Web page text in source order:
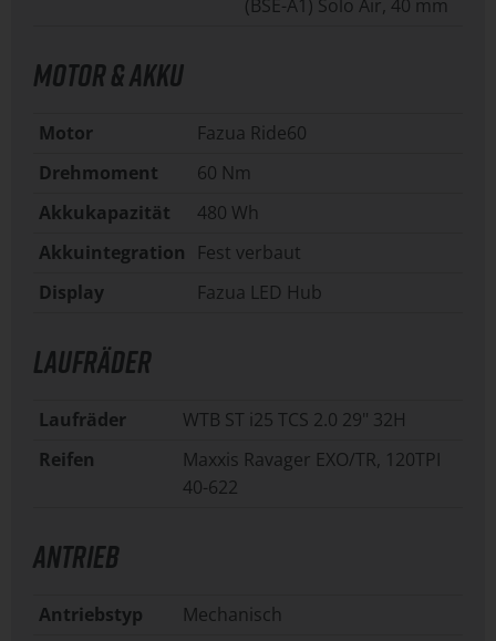
(BSE-A1) Solo Air, 40 mm
MOTOR & AKKU
Motor
Fazua Ride60
Drehmoment
60 Nm
Akkukapazität
480 Wh
Akkuintegration
Fest verbaut
Display
Fazua LED Hub
LAUFRÄDER
Laufräder
WTB ST i25 TCS 2.0 29" 32H
Reifen
Maxxis Ravager EXO/TR, 120TPI
40-622
ANTRIEB
Antriebstyp
Mechanisch